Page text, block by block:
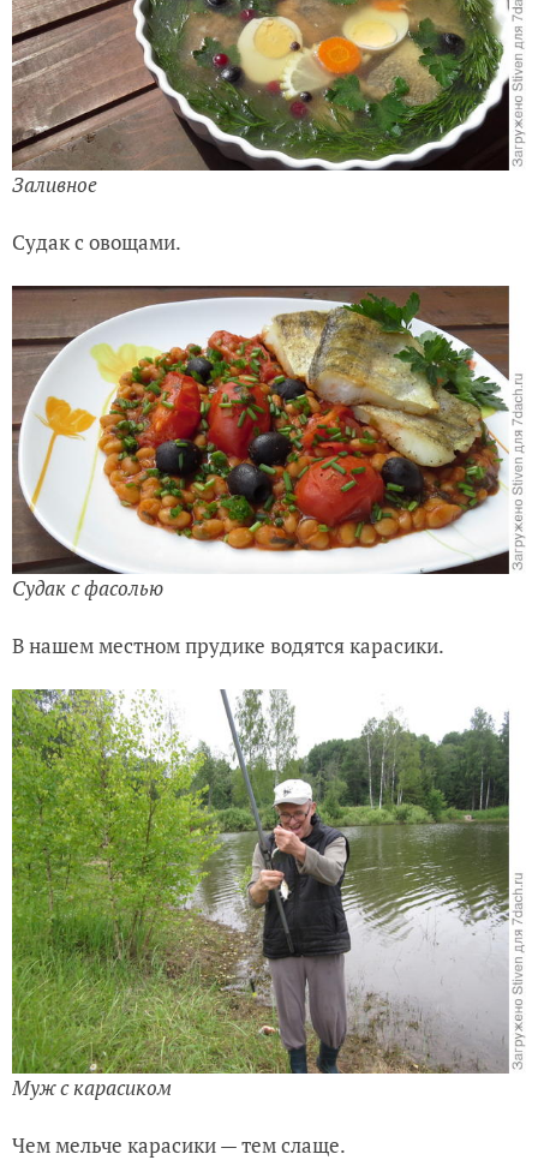
Заливное
Судак с овощами.
Судак с фасолью
В нашем местном прудике водятся карасики.
Муж с карасиком
Чем мельче карасики — тем слаще.